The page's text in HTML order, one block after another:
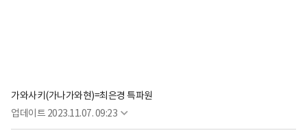
가와사키(가나가와현)=최은경 특파원
업데이트 2023.11.07. 09:23